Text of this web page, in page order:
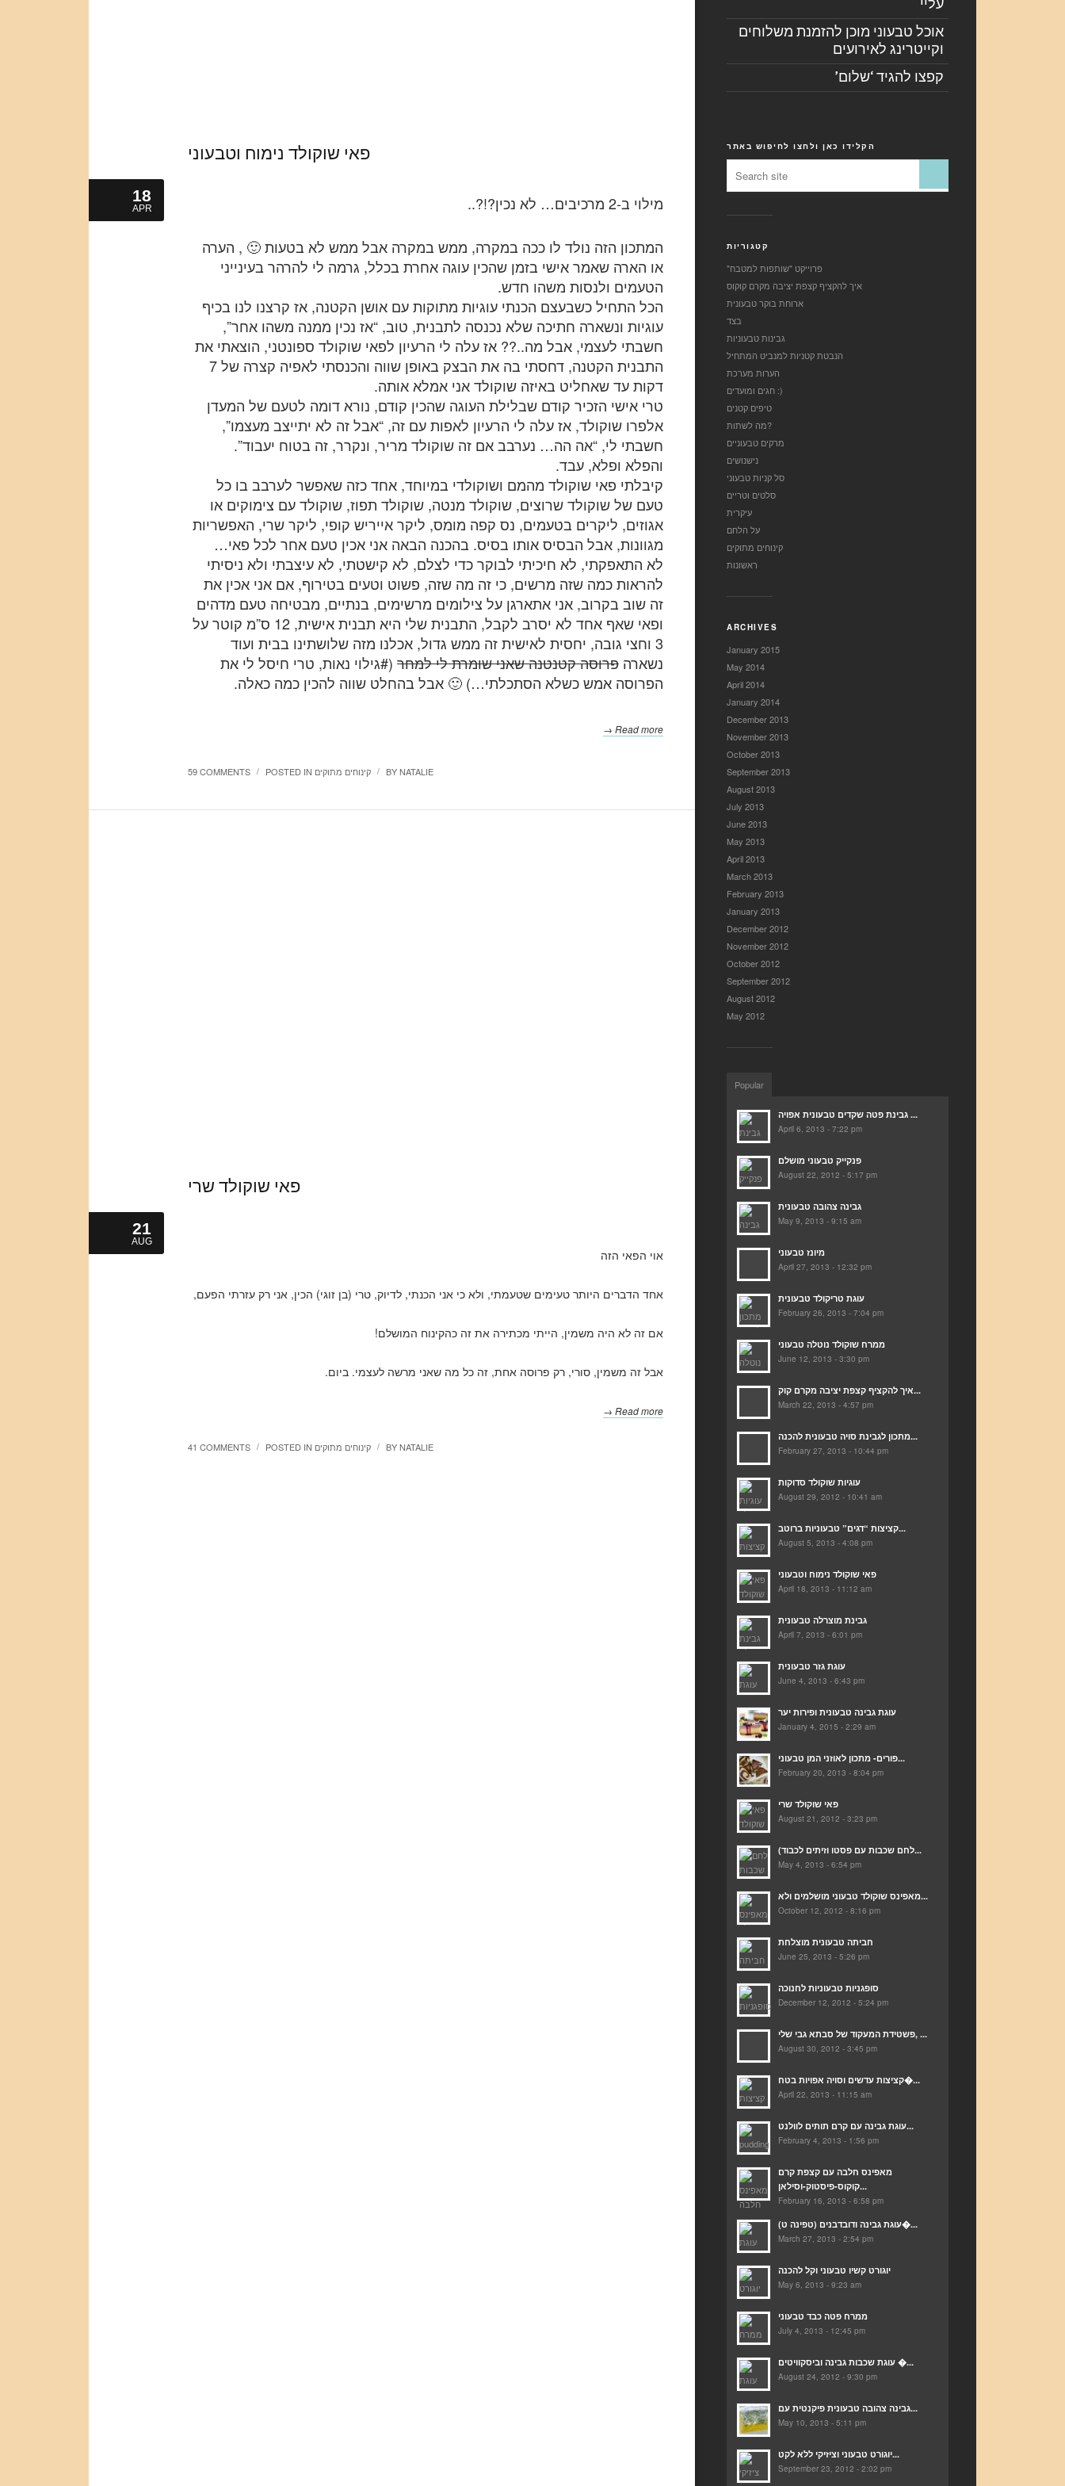
פאי שוקולד נימוח וטבעוני
18
APR מילוי ב-2 מרכיבים… לא נכין?!?..
המתכון הזה נולד לו ככה במקרה, ממש במקרה אבל ממש לא בטעות 🙂 , הערה
או הארה שאמר אישי בזמן שהכין עוגה אחרת בכלל, גרמה לי להרהר בעינייני
הטעמים ולנסות משהו חדש.
הכל התחיל כשבעצם הכנתי עוגיות מתוקות עם אושן הקטנה, אז קרצנו לנו בכיף
עוגיות ונשארה חתיכה שלא נכנסה לתבנית, טוב, “אז נכין ממנה משהו אחר”,
חשבתי לעצמי, אבל מה..?? אז עלה לי הרעיון לפאי שוקולד ספונטני, הוצאתי את
התבנית הקטנה, דחסתי בה את הבצק באופן שווה והכנסתי לאפיה קצרה של 7
דקות עד שאחליט באיזה שוקולד אני אמלא אותה.
טרי אישי הזכיר קודם שבלילת העוגה שהכין קודם, נורא דומה לטעם של המעדן
אלפרו שוקולד, אז עלה לי הרעיון לאפות עם זה, “אבל זה לא יתייצב מעצמו”,
חשבתי לי, “אה הה… נערבב אם זה שוקולד מריר, ונקרר, זה בטוח יעבוד”.
והפלא ופלא, עבד.
קיבלתי פאי שוקולד מהמם ושוקולדי במיוחד, אחד כזה שאפשר לערבב בו כל
טעם של שוקולד שרוצים, שוקולד מנטה, שוקולד תפוז, שוקולד עם צימוקים או
אגוזים, ליקרים בטעמים, נס קפה מומס, ליקר אייריש קופי, ליקר שרי, האפשריות
מגוונות, אבל הבסיס אותו בסיס. בהכנה הבאה אני אכין טעם אחר לכל פאי…
לא התאפקתי, לא חיכיתי לבוקר כדי לצלם, לא קישטתי, לא עיצבתי ולא ניסיתי
להראות כמה שזה מרשים, כי זה מה שזה, פשוט וטעים בטירוף, אם אני אכין את
זה שוב בקרוב, אני אתארגן על צילומים מרשימים, בנתיים, מבטיחה טעם מדהים
ופאי שאף אחד לא יסרב לקבל, התבנית שלי היא תבנית אישית, 12 ס”מ קוטר על
3 וחצי גובה, יחסית לאישית זה ממש גדול, אכלנו מזה שלושתינו בבית ועוד
נשארה פרוסה קטנטנה שאני שומרת לי למחר (#גילוי נאות, טרי חיסל לי את
הפרוסה אמש כשלא הסתכלתי…) 🙂 אבל בהחלט שווה להכין כמה כאלה.
Read more →
59 COMMENTS / POSTED IN קינוחים מתוקים / BYNATALIE
פאי שוקולד שרי
21
AUG
אוי הפאי הזה
אחד הדברים היותר טעימים שטעמתי, ולא כי אני הכנתי, לדיוק, טרי (בן זוגי) הכין, אני רק עזרתי הפעם,
אם זה לא היה משמין, הייתי מכתירה את זה כהקינוח המושלם!
אבל זה משמין, סורי, רק פרוסה אחת, זה כל מה שאני מרשה לעצמי. ביום.
Read more →
41 COMMENTS / POSTED IN קינוחים מתוקים / BYNATALIE
עליי
אוכל טבעוני מוכן להזמנת משלוחים
וקייטרינג לאירועים
קפצו להגיד ‘שלום’
הקלידו כאן ולחצו לחיפוש באתר
קטגוריות
"פרוייקט "שותפות למטבח
איך להקציף קצפת יציבה מקרם קוקוס
ארוחת בוקר טבעונית
בצד
גבינות טבעוניות
הנבטת קטניות למנביט המתחיל
הערות מערכת
חגים ומועדים :)
טיפים קטנים
מה לשתות?
מרקים טבעוניים
נישנושים
סל קניות טבעוני
סלטים וטריים
עיקרית
על הלחם
קינוחים מתוקים
ראשונות
ARCHIVES
January 2015
May 2014
April 2014
January 2014
December 2013
November 2013
October 2013
September 2013
August 2013
July 2013
June 2013
May 2013
April 2013
March 2013
February 2013
January 2013
December 2012
November 2012
October 2012
September 2012
August 2012
May 2012
Popular
גבינת פטה שקדים טבעונית אפויה ...
April 6, 2013 - 7:22 pm
פנקייק טבעוני מושלם
August 22, 2012 - 5:17 pm
גבינה צהובה טבעונית
May 9, 2013 - 9:15 am
מיונז טבעוני
April 27, 2013 - 12:32 pm
עוגת טריקולד טבעונית
February 26, 2013 - 7:04 pm
ממרח שוקולד נוטלה טבעוני
June 12, 2013 - 3:30 pm
איך להקציף קצפת יציבה מקרם קוק...
March 22, 2013 - 4:57 pm
מתכון לגבינת סויה טבעונית להכנה...
February 27, 2013 - 10:44 pm
עוגיות שוקולד סדוקות
August 29, 2012 - 10:41 am
קציצות “דגים” טבעוניות ברוטב...
August 5, 2013 - 4:08 pm
פאי שוקולד נימוח וטבעוני
April 18, 2013 - 11:12 am
גבינת מוצרלה טבעונית
April 7, 2013 - 6:01 pm
עוגת גזר טבעונית
June 4, 2013 - 6:43 pm
עוגת גבינה טבעונית ופירות יער
January 4, 2015 - 2:29 am
פורים- מתכון לאוזני המן טבעוני...
February 20, 2013 - 8:04 pm
פאי שוקולד שרי
August 21, 2012 - 3:23 pm
(לחם שכבות עם פסטו וזיתים לכבוד...
May 4, 2013 - 6:54 pm
מאפינס שוקולד טבעוני מושלמים ולא...
October 12, 2012 - 8:16 pm
חביתה טבעונית מוצלחת
June 25, 2013 - 5:26 pm
סופגניות טבעוניות לחנוכה
December 12, 2012 - 5:24 pm
פשטידת המעקוד של סבתא גבי שלי, ...
August 30, 2012 - 3:45 pm
קציצות עדשים וסויה אפויות בטח�...
April 22, 2013 - 11:15 am
עוגת גבינה עם קרם תותים לוולנט...
February 4, 2013 - 1:56 pm
מאפינס חלבה עם קצפת קרם
קוקוס-פיסטוק-וסילאן...
February 16, 2013 - 6:58 pm
(עוגת גבינה ודובדבנים (טפינה ט�...
March 27, 2013 - 2:54 pm
יוגורט קשיו טבעוני וקל להכנה
May 6, 2013 - 9:23 am
ממרח פטה כבד טבעוני
July 4, 2013 - 12:45 pm
עוגת שכבות גבינה וביסקוויטים �...
August 24, 2012 - 9:30 pm
גבינה צהובה טבעונית פיקנטית עם...
May 10, 2013 - 5:11 pm
יוגורט טבעוני וציזיקי ללא לקט...
September 23, 2012 - 2:02 pm